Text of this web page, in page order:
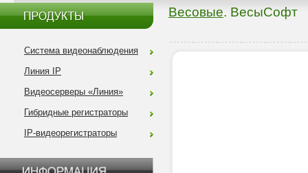
Система видеонаблюдения
Линия IP
Видеосерверы «Линия»
Гибридные регистраторы
IP-видеорегистраторы
Весовые. ВесыСофт